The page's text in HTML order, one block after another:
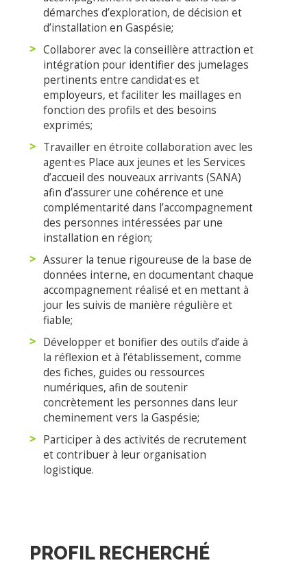
démarches d’exploration, de décision et
d’installation en Gaspésie;
Collaborer avec la conseillère attraction et
intégration pour identifier des jumelages
pertinents entre candidat·es et
employeurs, et faciliter les maillages en
fonction des profils et des besoins
exprimés;
Travailler en étroite collaboration avec les
agent·es Place aux jeunes et les Services
d’accueil des nouveaux arrivants (SANA)
afin d’assurer une cohérence et une
complémentarité dans l’accompagnement
des personnes intéressées par une
installation en région;
Assurer la tenue rigoureuse de la base de
données interne, en documentant chaque
accompagnement réalisé et en mettant à
jour les suivis de manière régulière et
fiable;
Développer et bonifier des outils d’aide à
la réflexion et à l’établissement, comme
des fiches, guides ou ressources
numériques, afin de soutenir
concrètement les personnes dans leur
cheminement vers la Gaspésie;
Participer à des activités de recrutement
et contribuer à leur organisation
logistique.
PROFIL RECHERCHÉ